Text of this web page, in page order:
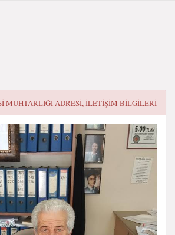
MUHTARLIĞIADRESI, ILETIŞIM BILGILERI